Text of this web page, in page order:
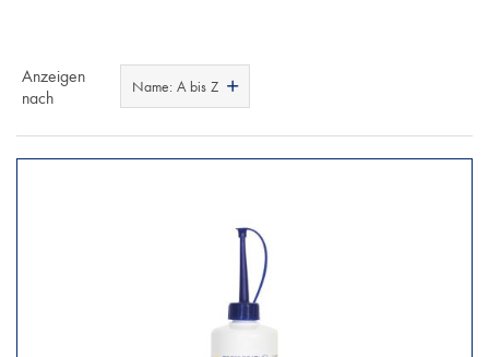
Anzeigen
nach
Name: A bis Z